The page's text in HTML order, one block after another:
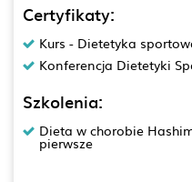
Certyfikaty:
Kurs - Dietetyka
Konferencja Dietetyki
Szkolenia:
Dieta w chorobie
pierwsze